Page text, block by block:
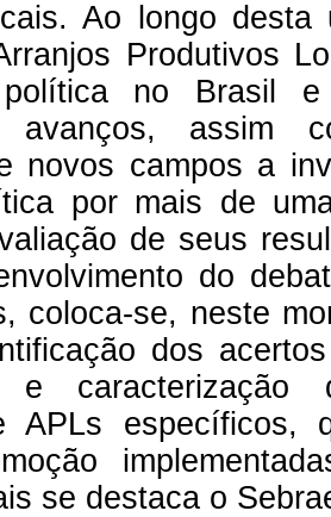
Ao longo desta
Produtivos
no Brasil
avanços, assim
novos campos a
por mais de
de seus
do
coloca-se, neste
dos
e caracterização
APLs específicos,
se destaca o